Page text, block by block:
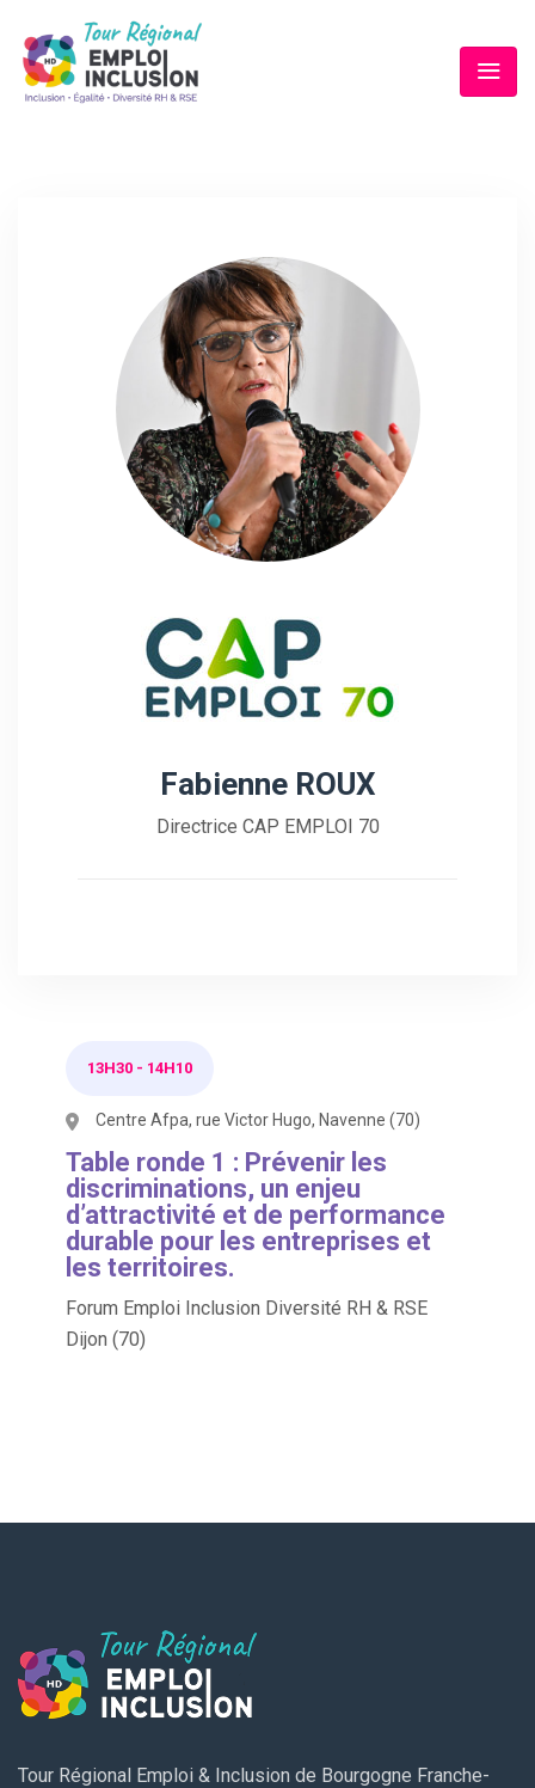
Fabienne ROUX
Directrice CAP EMPLOI 70
13H30 - 14H10
Centre Afpa, rue Victor Hugo, Navenne (70)
Table ronde 1 : Prévenir les
discriminations, un enjeu
d’attractivité et de performance
durable pour les entreprises et
les territoires.
Forum Emploi Inclusion Diversité RH & RSE
Dijon (70)
Tour Régional Emploi & Inclusion de Bourgogne Franche-